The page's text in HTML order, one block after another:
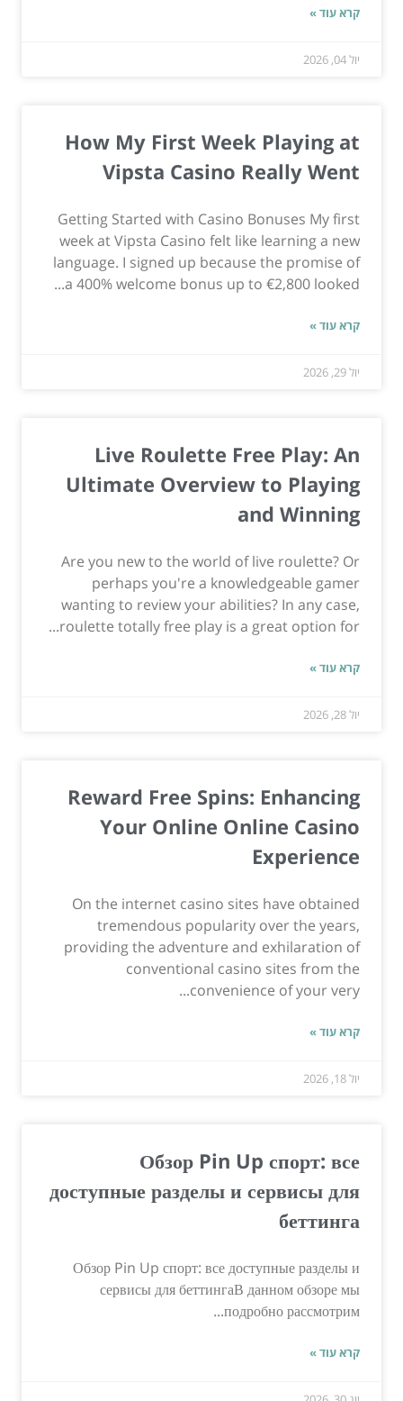
קרא עוד »
יול 04, 2026
How My First Week Playing at
Vipsta Casino Really Went
Getting Started with Casino Bonuses My first
week at Vipsta Casino felt like learning a new
language. I signed up because the promise of
a 400% welcome bonus up to €2,800 looked...
קרא עוד »
יול 29, 2026
Live Roulette Free Play: An
Ultimate Overview to Playing
and Winning
Are you new to the world of live roulette? Or
perhaps you're a knowledgeable gamer
wanting to review your abilities? In any case,
roulette totally free play is a great option for...
קרא עוד »
יול 28, 2026
Reward Free Spins: Enhancing
Your Online Online Casino
Experience
On the internet casino sites have obtained
tremendous popularity over the years,
providing the adventure and exhilaration of
conventional casino sites from the
convenience of your very...
קרא עוד »
יול 18, 2026
Обзор Pin Up спорт: все
доступные разделы и сервисы для
беттинга
Обзор Pin Up спорт: все доступные разделы и
сервисы для беттингаВ данном обзоре мы
подробно рассмотрим...
קרא עוד »